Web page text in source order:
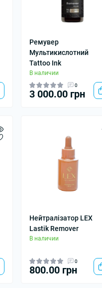
Ремувер
Мультикислотний
Tattoo Ink
В наличии
0
3 000.00 грн
Нейтралізатор LEX
Lastik Remover
В наличии
0
800.00 грн